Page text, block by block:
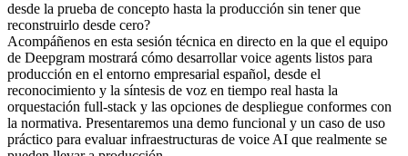
desde la prueba de concepto hasta la producción sin tener que
reconstruirlo desde cero?
Acompáñenos en esta sesión técnica en directo en la que el equipo
de Deepgram mostrará cómo desarrollar voice agents listos para
producción en el entorno empresarial español, desde el
reconocimiento y la síntesis de voz en tiempo real hasta la
orquestación full-stack y las opciones de despliegue conformes con
la normativa. Presentaremos una demo funcional y un caso de uso
práctico para evaluar infraestructuras de voice AI que realmente se